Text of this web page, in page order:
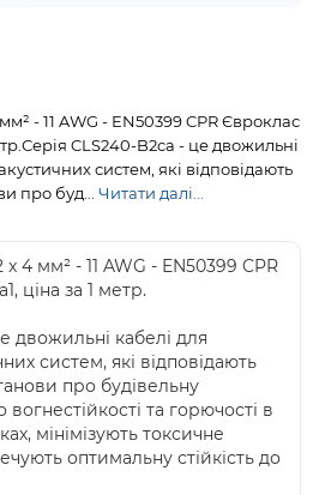
- 11 AWG - EN50399 CPR Євроклас
CLS240-B2ca - це двожильні
систем, які відповідають
про буд... Читати далі...
4 мм² - 11 AWG - EN50399 CPR
ціна за 1 метр.
двожильні кабелі для
систем, які відповідають
про будівельну
та горючості в
мінімізують токсичне
оптимальну стійкість до